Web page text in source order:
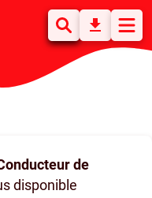
de
disponible